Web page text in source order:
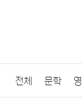
전체 문학